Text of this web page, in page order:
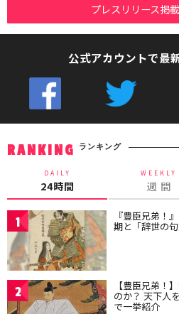
プレスリリース掲
公式アカウントで最
RANKING ランキング
DAILY
24時間
WEEKLY
週 間
1 『豊臣兄弟！
期と「辞世の
2 【豊臣兄弟！
のか？ 天下人
で一挙紹介